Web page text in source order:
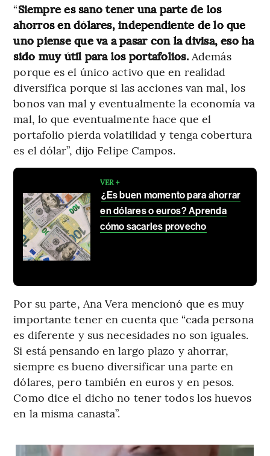
“Siempre es sano tener una parte de los
ahorros en dólares, independiente de lo que
uno piense que va a pasar con la divisa, eso ha
sido muy útil para los portafolios. Además
porque es el único activo que en realidad
diversifica porque si las acciones van mal, los
bonos van mal y eventualmente la economía va
mal, lo que eventualmente hace que el
portafolio pierda volatilidad y tenga cobertura
es el dólar”, dijo Felipe Campos.
VER +
¿Es buen momento para ahorrar
en dólares o euros? Aprenda
cómo sacarles provecho
Por su parte, Ana Vera mencionó que es muy
importante tener en cuenta que “cada persona
es diferente y sus necesidades no son iguales.
Si está pensando en largo plazo y ahorrar,
siempre es bueno diversificar una parte en
dólares, pero también en euros y en pesos.
Como dice el dicho no tener todos los huevos
en la misma canasta”.